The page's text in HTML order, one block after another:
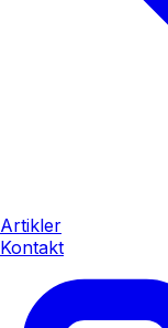
Artikler
Kontakt